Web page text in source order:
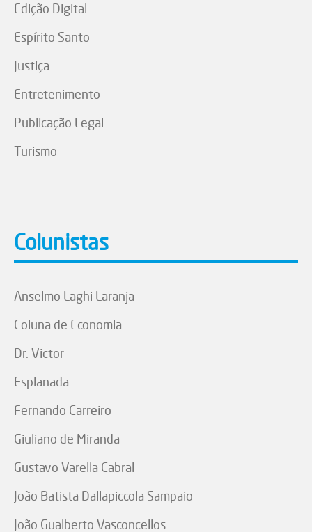
Edição Digital
Espírito Santo
Justiça
Entretenimento
Publicação Legal
Turismo
Colunistas
Anselmo Laghi Laranja
Coluna de Economia
Dr. Victor
Esplanada
Fernando Carreiro
Giuliano de Miranda
Gustavo Varella Cabral
João Batista Dallapiccola Sampaio
João Gualberto Vasconcellos